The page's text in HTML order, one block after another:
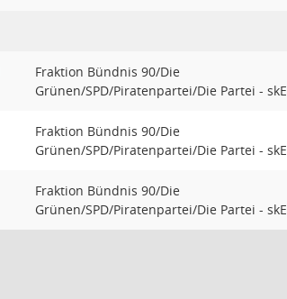
Fraktion Bündnis 90/Die
Grünen/SPD/Piratenpartei/Die Partei - skE
Fraktion Bündnis 90/Die
Grünen/SPD/Piratenpartei/Die Partei - skE
Fraktion Bündnis 90/Die
Grünen/SPD/Piratenpartei/Die Partei - skE